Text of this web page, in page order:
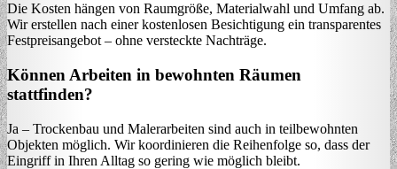
Die Kosten hängen von Raumgröße, Materialwahl und Umfang ab.
Wir erstellen nach einer kostenlosen Besichtigung ein transparentes
Festpreisangebot – ohne versteckte Nachträge.
Können Arbeiten in bewohnten Räumen
stattfinden?
Ja – Trockenbau und Malerarbeiten sind auch in teilbewohnten
Objekten möglich. Wir koordinieren die Reihenfolge so, dass der
Eingriff in Ihren Alltag so gering wie möglich bleibt.